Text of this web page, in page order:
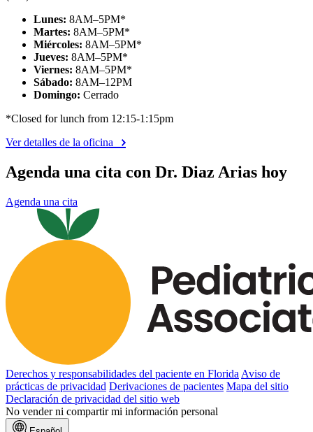
Lunes: 8AM–5PM*
Martes: 8AM–5PM*
Miércoles: 8AM–5PM*
Jueves: 8AM–5PM*
Viernes: 8AM–5PM*
Sábado: 8AM–12PM
Domingo: Cerrado
*Closed for lunch from 12:15-1:15pm
Ver detalles de la oficina
Agenda una cita con Dr. Diaz Arias hoy
Agenda una cita
Derechos y responsabilidades del paciente en Florida Aviso de
prácticas de privacidad Derivaciones de pacientes Mapa del sitio
Declaración de privacidad del sitio web
No vender ni compartir mi información personal